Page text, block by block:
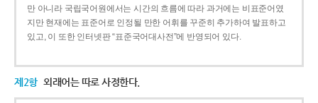
만 아니라 국립국어원에서는 시간의 흐름에 따라 과거에는 비표준어였
지만 현재에는 표준어로 인정될 만한 어휘를 꾸준히 추가하여 발표하고
있고, 이 또한 인터넷판 “표준국어대사전”에 반영되어 있다.
제2항 외래어는 따로 사정한다.